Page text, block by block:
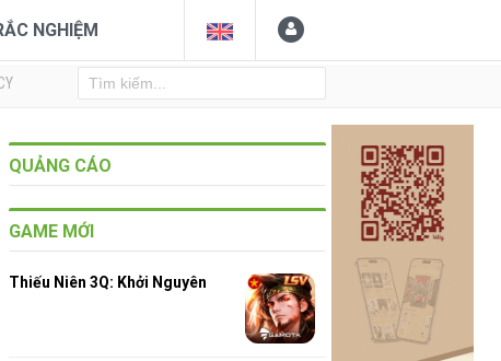
NGHIỆM
QUẢNG CÁO
GAME MỚI
Thiếu Niên 3Q: Khởi Nguyên